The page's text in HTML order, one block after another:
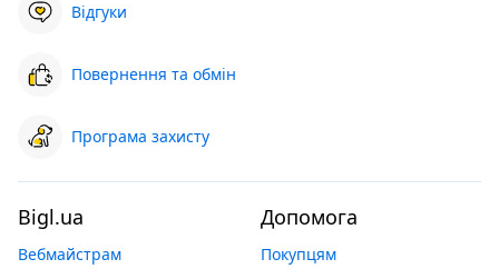
Відгуки
Повернення та обмін
Програма захисту
Bigl.ua
Вебмайстрам
Допомога
Покупцям